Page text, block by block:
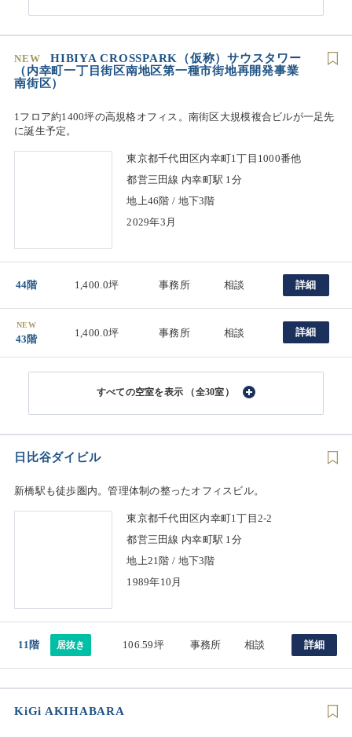
NEW
HIBIYA CROSSPARK（仮称）サウスタワー
（内幸町一丁目街区南地区第一種市街地再開発事業
南街区）
1フロア約1400坪の高規格オフィス。南街区大規模複合ビルが一足先
に誕生予定。
東京都千代田区内幸町1丁目1000番他
都営三田線 内幸町駅 1分
地上46階 / 地下3階
2029年3月
44階 1,400.0坪 事務所 相談 詳細
NEW
43階
1,400.0坪 事務所 相談 詳細
（全30室）
日比谷ダイビル
新橋駅も徒歩圏内。管理体制の整ったオフィスビル。
東京都千代田区内幸町1丁目2-2
都営三田線 内幸町駅 1分
地上21階 / 地下3階
1989年10月
11階 居抜き 106.59坪 事務所 相談 詳細
KiGi AKIHABARA